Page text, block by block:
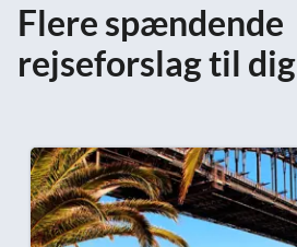
Flere spændende
rejseforslag til dig